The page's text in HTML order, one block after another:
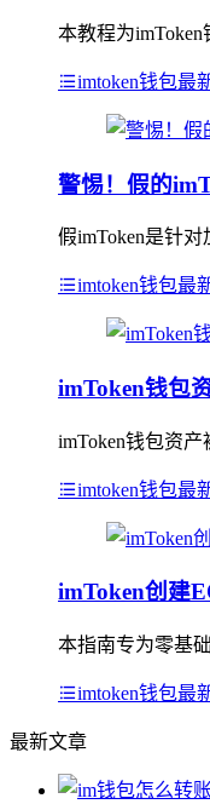
本教程为
imtoken钱包最
警惕！假的
假imToken是针
imtoken钱包最
imToken钱包
imToken钱包资
imtoken钱包最
imToken创建
本指南专为零基
imtoken钱包最
最新文章